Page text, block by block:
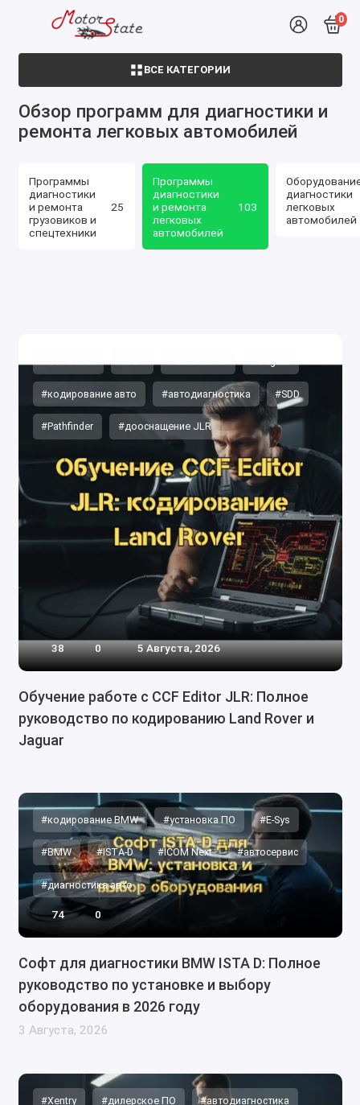
0
ВСЕ КАТЕГОРИИ
Обзор программ для диагностики и
ремонта легковых автомобилей
Программы
диагностики
и ремонта
грузовиков и
спецтехники
25
Программы
диагностики
и ремонта
легковых
автомобилей
103
диагностики
легковых
автомобилей
#кодирование авто #автодиагностика #SDD
#Pathfinder #дооснащение JLR
38 0 5 Августа, 2026
Обучение работе с CCF Editor JLR: Полное
руководство по кодированию Land Rover и
Jaguar
#кодирование BMW #установка ПО #E-Sys
#BMW #ISTA-D #ICOM Next #автосервис
#диагностика авто
74 0
Софт для диагностики BMW ISTA D: Полное
руководство по установке и выбору
оборудования в 2026 году
3 Августа, 2026
#Xentry #дилерское ПО #автодиагностика